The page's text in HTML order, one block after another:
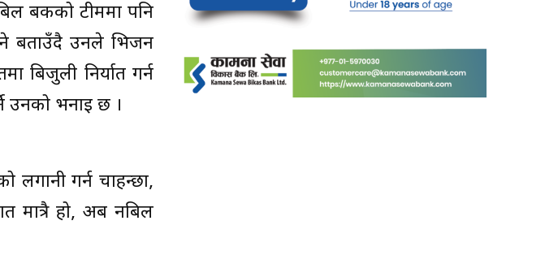
बैंकको टीममा पनि
बताउँदै उनले भिजन
बिजुली निर्यात गर्न
उनको भनाइ छ ।
लगानी गर्न चाहन्छौं,
मात्रै हो, अब नबिल